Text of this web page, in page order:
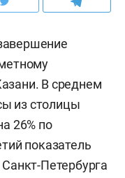
В среднем
из столицы
26% по
показатель
Петербурга